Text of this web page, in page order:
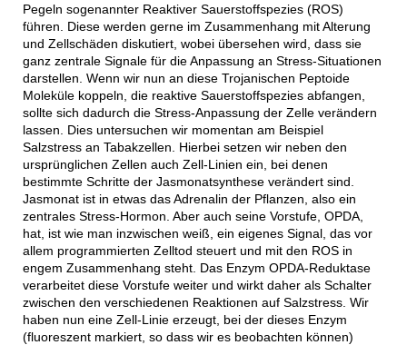
Pegeln sogenannter Reaktiver Sauerstoffspezies (ROS)
führen. Diese werden gerne im Zusammenhang mit Alterung
und Zellschäden diskutiert, wobei übersehen wird, dass sie
ganz zentrale Signale für die Anpassung an Stress-Situationen
darstellen. Wenn wir nun an diese Trojanischen Peptoide
Moleküle koppeln, die reaktive Sauerstoffspezies abfangen,
sollte sich dadurch die Stress-Anpassung der Zelle verändern
lassen. Dies untersuchen wir momentan am Beispiel
Salzstress an Tabakzellen. Hierbei setzen wir neben den
ursprünglichen Zellen auch Zell-Linien ein, bei denen
bestimmte Schritte der Jasmonatsynthese verändert sind.
Jasmonat ist in etwas das Adrenalin der Pflanzen, also ein
zentrales Stress-Hormon. Aber auch seine Vorstufe, OPDA,
hat, ist wie man inzwischen weiß, ein eigenes Signal, das vor
allem programmierten Zelltod steuert und mit den ROS in
engem Zusammenhang steht. Das Enzym OPDA-Reduktase
verarbeitet diese Vorstufe weiter und wirkt daher als Schalter
zwischen den verschiedenen Reaktionen auf Salzstress. Wir
haben nun eine Zell-Linie erzeugt, bei der dieses Enzym
(fluoreszent markiert, so dass wir es beobachten können)